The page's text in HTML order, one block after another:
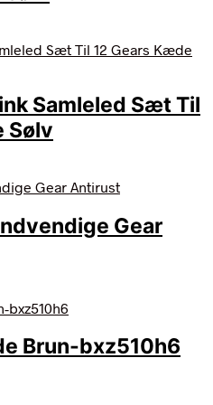
Samleled Sæt Til
Sølv
Gear
Brun-bxz510h6